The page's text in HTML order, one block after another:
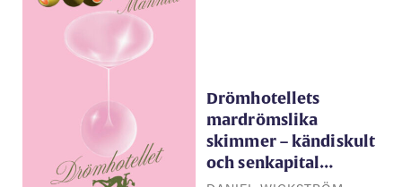
Drömhotellets
mardrömslika
skimmer – kändiskult
och senkapital…